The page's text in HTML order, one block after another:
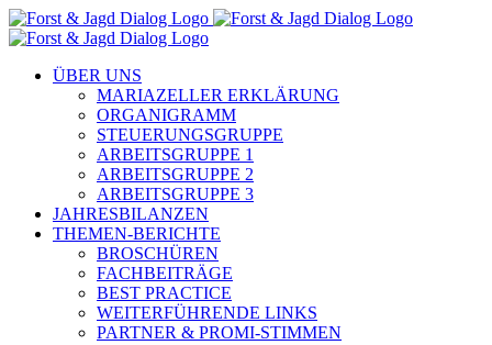
Zum
Inhalt
ÜBER UNS
MARIAZELLER ERKLÄRUNG
ORGANIGRAMM
STEUERUNGSGRUPPE
ARBEITSGRUPPE 1
ARBEITSGRUPPE 2
ARBEITSGRUPPE 3
JAHRESBILANZEN
THEMEN-BERICHTE
BROSCHÜREN
FACHBEITRÄGE
BEST PRACTICE
WEITERFÜHRENDE LINKS
PARTNER & PROMI-STIMMEN